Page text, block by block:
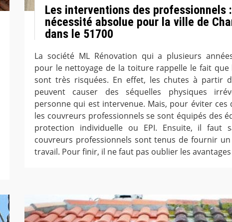
Les interventions des professionnels
nécessité absolue pour la ville de
dans le 51700
La société ML Rénovation qui a plusieurs
pour le nettoyage de la toiture rappelle le fait que
sont très risquées. En effet, les chutes à partir
peuvent causer des séquelles physiques
personne qui est intervenue. Mais, pour éviter ces
les couvreurs professionnels se sont équipés des
protection individuelle ou EPI. Ensuite, il faut
couvreurs professionnels sont tenus de fournir
travail. Pour finir, il ne faut pas oublier les